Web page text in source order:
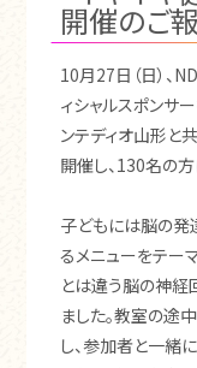
開催のご
10月27日（日）、
ィシャルスポンサ
ンテディオ山形と
開催し、130名の
子どもには脳の発
るメニューをテー
とは違う脳の神経
ました。教室の
し、参加者と一緒